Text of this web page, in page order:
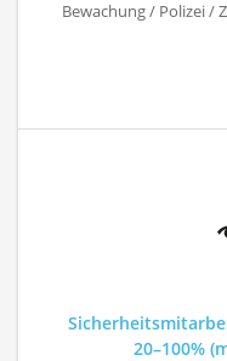
Bewachung / Polizei /
20–100%